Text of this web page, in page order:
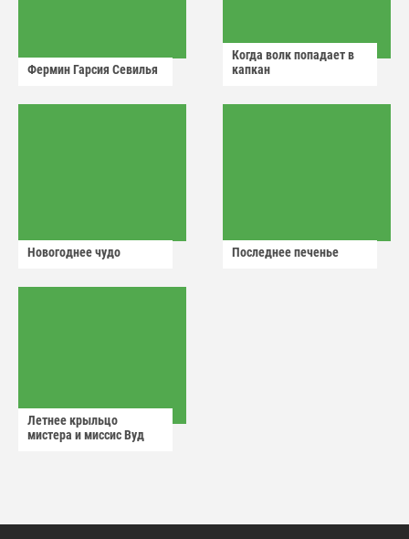
Фермин Гарсия Севилья
Когда волк попадает в
капкан
Новогоднее чудо Последнее печенье
Летнее крыльцо
мистера и миссис Вуд